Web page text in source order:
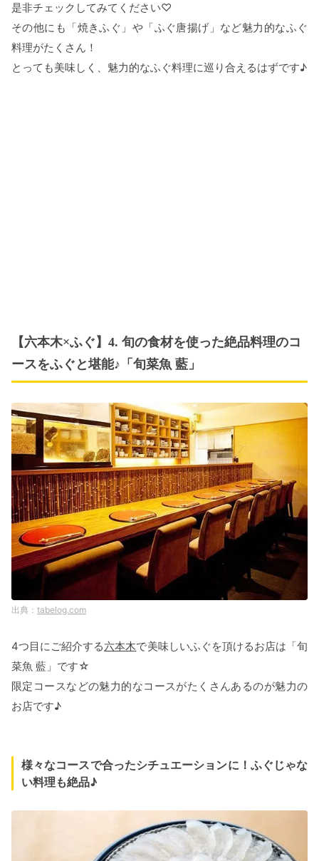
是非チェックしてみてください♡
その他にも「焼きふぐ」や「ふぐ唐揚げ」など魅力的なふぐ
料理がたくさん！
とっても美味しく、魅力的なふぐ料理に巡り合えるはずです♪
【六本木×ふぐ】4. 旬の食材を使った絶品料理のコ
ースをふぐと堪能♪「旬菜魚 藍」
tabelog.com
4つ目にご紹介する六本木で美味しいふぐを頂けるお店は「旬
菜魚 藍」です☆
限定コースなどの魅力的なコースがたくさんあるのが魅力の
お店です♪
様々なコースで合ったシチュエーションに！ふぐじゃな
い料理も絶品♪